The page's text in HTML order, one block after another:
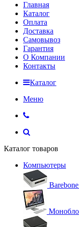
Главная
Каталог
Оплата
Доставка
Самовывоз
Гарантия
О Компании
Контакты
Каталог
Меню
Каталог товаров
Компьютеры